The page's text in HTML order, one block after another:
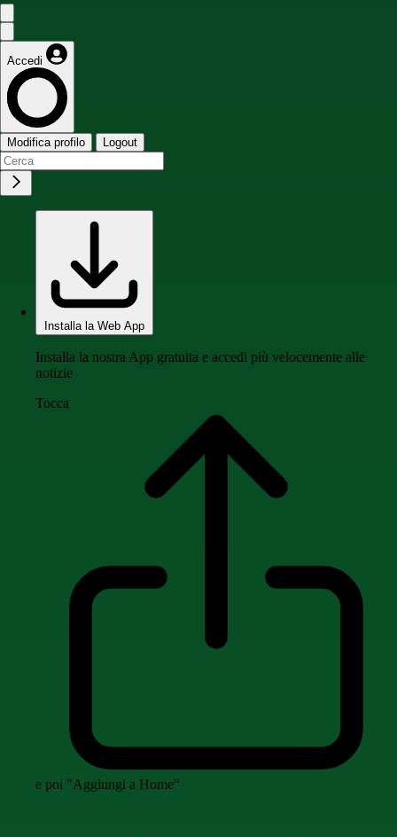
Accedi
Modifica profilo Logout
Installa la Web App
Installa la nostra App gratuita e accedi più velocemente alle
notizie
Tocca
e poi "Aggiungi a Home"